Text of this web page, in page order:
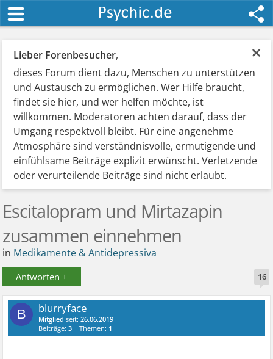
×
Lieber Forenbesucher,
dieses Forum dient dazu, Menschen zu unterstützen
und Austausch zu ermöglichen. Wer Hilfe braucht,
findet sie hier, und wer helfen möchte, ist
willkommen. Moderatoren achten darauf, dass der
Umgang respektvoll bleibt. Für eine angenehme
Atmosphäre sind verständnisvolle, ermutigende und
einfühlsame Beiträge explizit erwünscht. Verletzende
oder verurteilende Beiträge sind nicht erlaubt.
Escitalopram und Mirtazapin
zusammen einnehmen
in Medikamente & Antidepressiva
Antworten + 16
B blurryface
Mitglied seit:26.06.2019
Beiträge:3 Themen: 1